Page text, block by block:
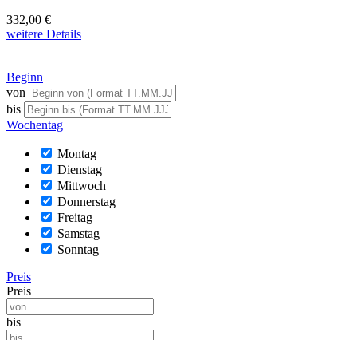
332,00 €
weitere Details
Beginn
von
bis
Wochentag
Montag
Dienstag
Mittwoch
Donnerstag
Freitag
Samstag
Sonntag
Preis
Preis
bis